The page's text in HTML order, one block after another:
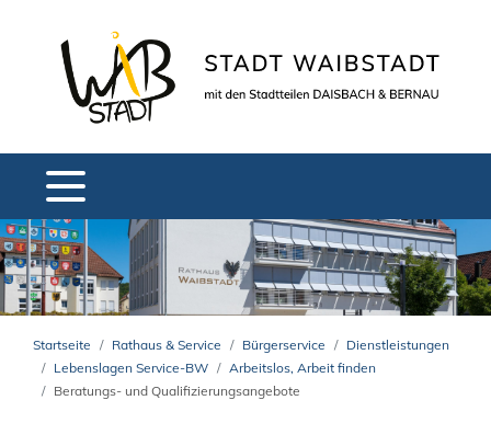
Startseite Rathaus & Service Bürgerservice
Dienstleistungen
Lebenslagen Service-BW
Arbeitslos, Arbeit finden
Beratungs- und Qualifizierungsangebote